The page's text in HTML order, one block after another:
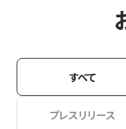
すべて
プレスリリース